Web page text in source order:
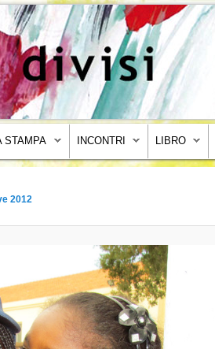
STAMPA INCONTRI LIBRO
2012